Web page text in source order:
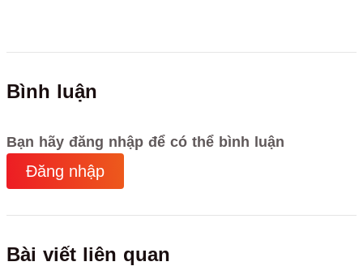
Bình luận
Bạn hãy đăng nhập để có thể bình luận
Đăng nhập
Bài viết liên quan